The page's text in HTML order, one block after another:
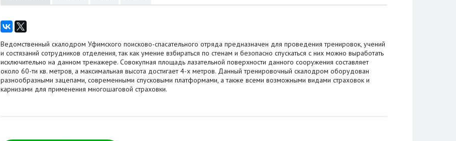
Ведомственный скалодром Уфимского поисково-спасательного отряда предназначен для проведения тренировок, учений
и состязаний сотрудников отделения, так как умение взбираться по стенам и безопасно спускаться с них можно выработать
исключительно на данном тренажере. Совокупная площадь лазательной поверхности данного сооружения составляет
около 60-ти кв. метров, а максимальная высота достигает 4-х метров. Данный тренировочный скалодром оборудован
разнообразными зацепами, современными спусковыми платформами, а также всеми возможными видами страховок и
карнизами для применения многошаговой страховки.